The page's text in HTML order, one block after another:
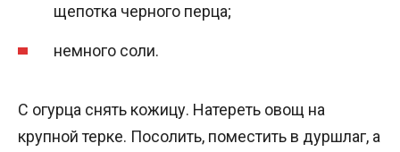
щепотка черного перца;
немного соли.
С огурца снять кожицу. Натереть овощ на
крупной терке. Посолить, поместить в дуршлаг, а